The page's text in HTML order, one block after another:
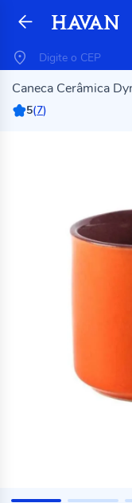
Caneca Cerâmica
5(7)